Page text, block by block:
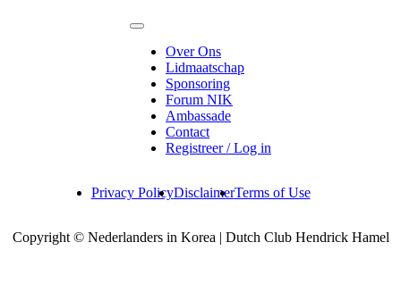
Over Ons
Lidmaatschap
Sponsoring
Forum NIK
Ambassade
Contact
Registreer / Log in
Privacy PolicyDisclaimerTerms of Use
Copyright © Nederlanders in Korea | Dutch Club Hendrick Hamel